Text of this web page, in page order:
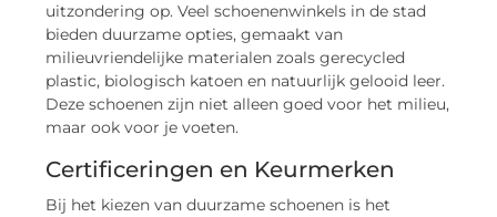
uitzondering op. Veel schoenenwinkels in de stad
bieden duurzame opties, gemaakt van
milieuvriendelijke materialen zoals gerecycled
plastic, biologisch katoen en natuurlijk gelooid leer.
Deze schoenen zijn niet alleen goed voor het milieu,
maar ook voor je voeten.
Certificeringen en Keurmerken
Bij het kiezen van duurzame schoenen is het